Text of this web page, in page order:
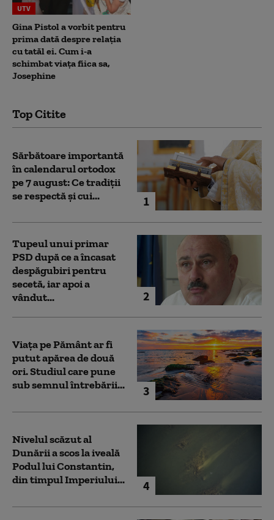
UTV
Gina Pistol a vorbit pentru
prima dată despre relația
cu tatăl ei. Cum i-a
schimbat viața fiica sa,
Josephine
Top Citite
1
Sărbătoare importantă
în calendarul ortodox
pe 7 august: Ce tradiții
se respectă și cui...
2
Tupeul unui primar
PSD după ce a încasat
despăgubiri pentru
secetă, iar apoi a
vândut...
3
Viața pe Pământ ar fi
putut apărea de două
ori. Studiul care pune
sub semnul întrebării...
4
Nivelul scăzut al
Dunării a scos la iveală
Podul lui Constantin,
din timpul Imperiului...